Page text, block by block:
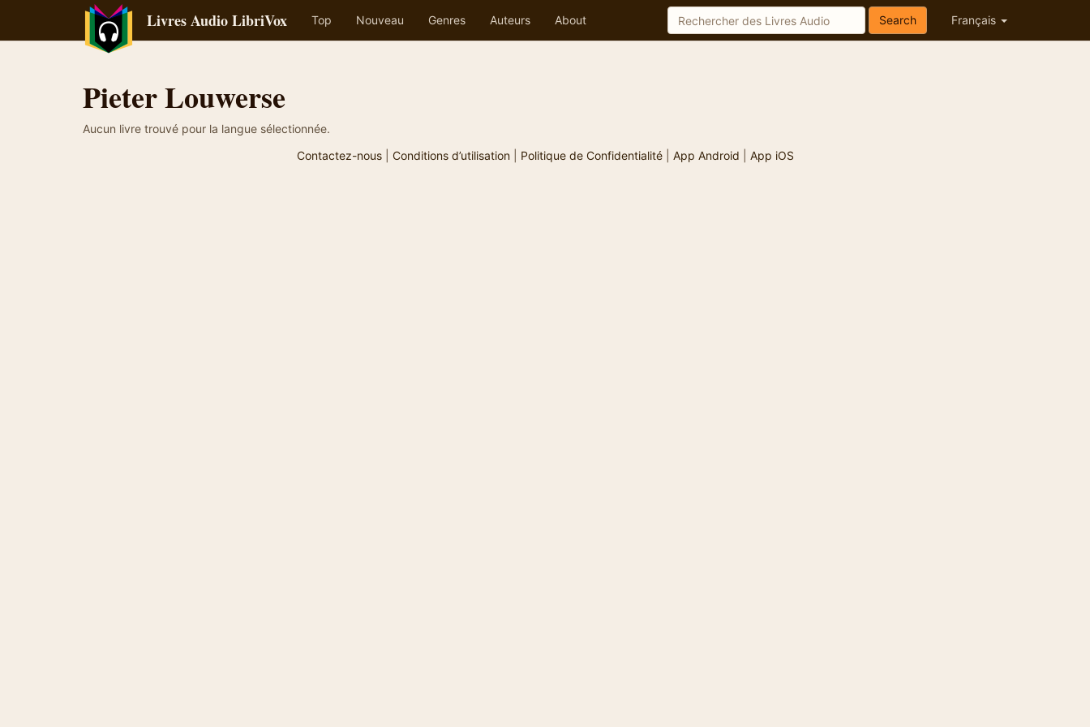
Livres Audio LibriVox Top Nouveau Genres Auteurs About Français
Search
Pieter Louwerse
Aucun livre trouvé pour la langue sélectionnée.
Contactez-nous| Conditions d’utilisation| Politique de Confidentialité| App Android App iOS